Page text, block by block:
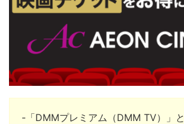
-「DMMプレミアム（DMM TV）」